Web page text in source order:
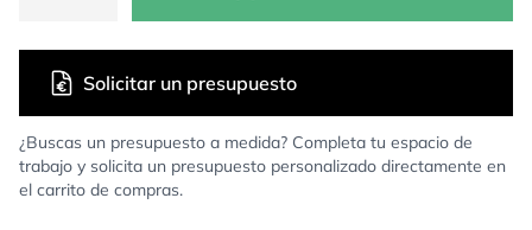
¿Buscas un presupuesto a medida? Completa tu espacio de
trabajo y solicita un presupuesto personalizado directamente en
el carrito de compras.
Solicitar un presupuesto